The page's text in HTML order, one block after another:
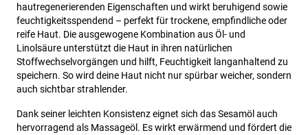
hautregenerierenden Eigenschaften und wirkt beruhigend sowie
feuchtigkeitsspendend – perfekt für trockene, empfindliche oder
reife Haut. Die ausgewogene Kombination aus Öl- und
Linolsäure unterstützt die Haut in ihren natürlichen
Stoffwechselvorgängen und hilft, Feuchtigkeit langanhaltend zu
speichern. So wird deine Haut nicht nur spürbar weicher, sondern
auch sichtbar strahlender.
Dank seiner leichten Konsistenz eignet sich das Sesamöl auch
hervorragend als Massageöl. Es wirkt erwärmend und fördert die